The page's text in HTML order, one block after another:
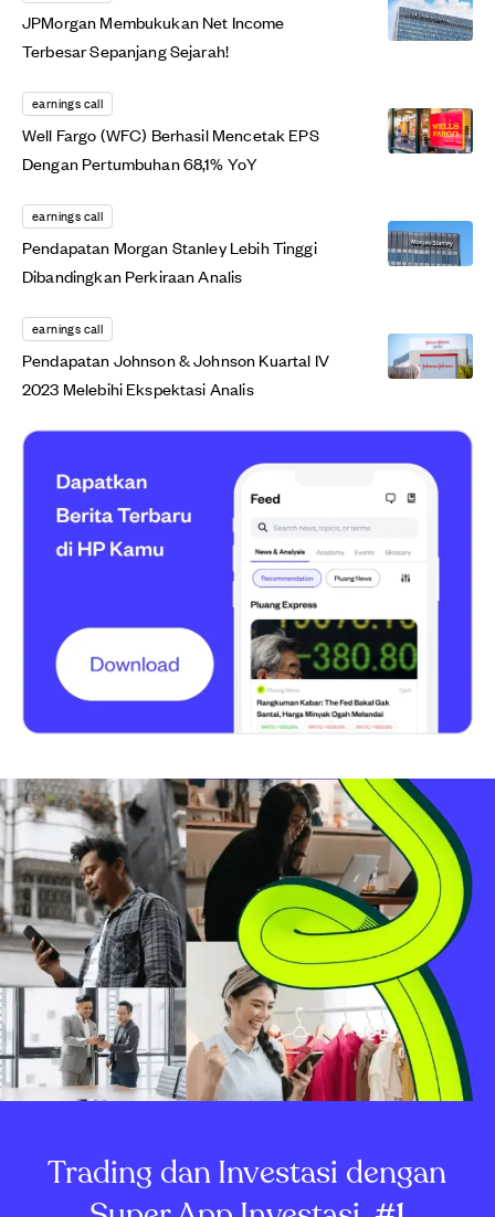
JPMorgan Membukukan Net Income
Terbesar Sepanjang Sejarah!
earnings call
Well Fargo (WFC) Berhasil Mencetak EPS
Dengan Pertumbuhan 68,1% YoY
earnings call
Pendapatan Morgan Stanley Lebih Tinggi
Dibandingkan Perkiraan Analis
earnings call
Pendapatan Johnson & Johnson Kuartal IV
2023 Melebihi Ekspektasi Analis
Trading dan Investasi dengan